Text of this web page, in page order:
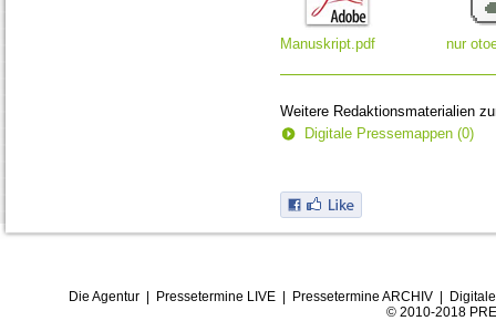
Manuskript.pdf nur
Weitere Redaktionsmaterialien
Digitale Pressemappen (0)
Die Agentur| Pressetermine LIVE| Pressetermine ARCHIV|
© 2010-2018